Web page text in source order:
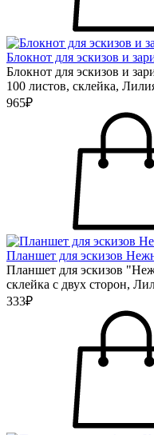
Блокнот для эскизов и
Блокнот для эскизов и
100 листов, склейка,
965₽
Планшет для эскизов
Планшет для эскизов
склейка с двух сторон,
333₽